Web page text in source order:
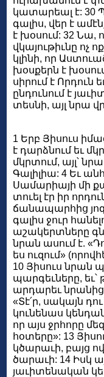
կատարեալ է: 30
գալիս, վեր է
է խօսում: 32 Նա,
վկայութիւնը ոչ
կլինի, որ
խօսքերն է
սիրում է Որդուն
ընդունում է
տեսնի, այլ նրա
1 Երբ Յիսուս
է դարձնում եւ
մկրտում, այլ՝
Գալիլիա: 4 Եւ
Սամարիայի մի
տուել էր իր
ճանապարհից
գալիս ջուր
աշակերտները
նրան ասում է.
ես ուզում»
10 Յիսուս նրան
պարգեւները, եւ՝
արդարեւ նրանից
«Տէ՛ր, սակայն
կունենաս
որ այս ջրհորը
հօտերը»: 13
կծարաւի, բայց
ծարաւի: 14 Իսկ
յաւիտենական